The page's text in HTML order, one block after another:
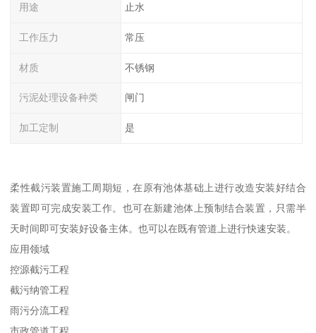
用途 止水
工作压力 常压
材质 不锈钢
污泥处理设备种类 闸门
加工定制 是
柔性截污装置施工周期短，在原有池体基础上进行改造安装好结合
装置即可完成安装工作。也可在新建池体上预制结合装置，只需半
天时间即可安装好设备主体。也可以在既有管道上进行快速安装。
应用领域
控源截污工程
截污纳管工程
雨污分流工程